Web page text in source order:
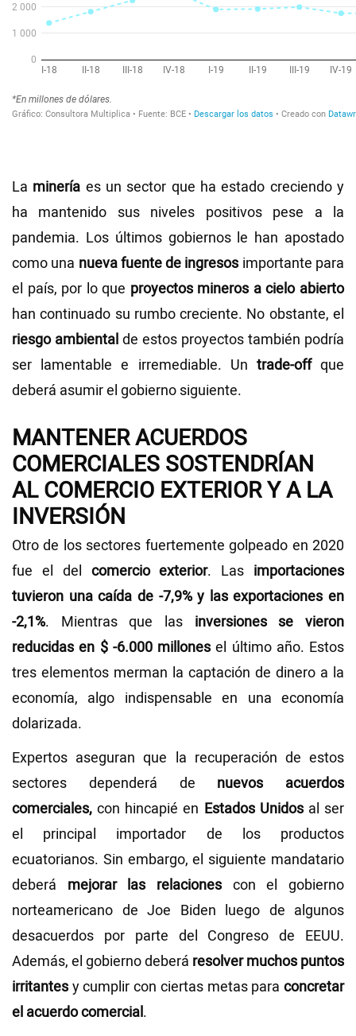
La minería es un sector que ha estado creciendo y
ha mantenido sus niveles positivos pese a la
pandemia. Los últimos gobiernos le han apostado
como una nueva fuente de ingresos importante para
el país, por lo que proyectos mineros a cielo abierto
han continuado su rumbo creciente. No obstante, el
riesgo ambiental de estos proyectos también podría
ser lamentable e irremediable. Un trade-offque
deberá asumir el gobierno siguiente.
MANTENER ACUERDOS
COMERCIALES SOSTENDRÍAN
AL COMERCIO EXTERIOR Y A LA
INVERSIÓN
Otro de los sectores fuertemente golpeado en 2020
fue el del comercio exterior. Las importaciones
tuvieron una caída de -7,9% y las exportaciones en
-2,1%. Mientras que las inversiones se vieron
reducidas en $ -6.000 millones el último año. Estos
tres elementos merman la captación de dinero a la
economía, algo indispensable en una economía
dolarizada.
Expertos aseguran que la recuperación de estos
sectores dependerá de nuevos acuerdos
comerciales, con hincapié en Estados Unidosal ser
el principal importador de los productos
ecuatorianos. Sin embargo, el siguiente mandatario
deberá mejorar las relaciones con el gobierno
norteamericano de Joe Biden luego de algunos
desacuerdos por parte del Congreso de EEUU.
Además, el gobierno deberá resolver muchos puntos
irritantes y cumplir con ciertas metas para concretar
el acuerdo comercial.